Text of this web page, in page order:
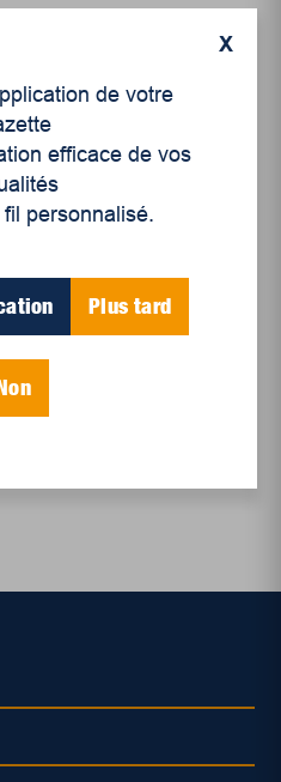
X
de votre
efficace de vos
personnalisé.
Plus tard